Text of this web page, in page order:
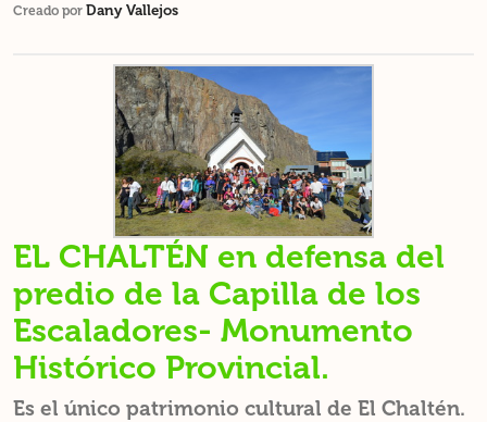
Creado por Dany Vallejos
EL CHALTÉN en defensa del
predio de la Capilla de los
Escaladores- Monumento
Histórico Provincial.
Es el único patrimonio cultural de El Chaltén.